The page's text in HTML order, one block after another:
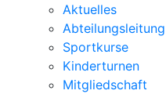
Aktuelles
Abteilungsleitung
Sportkurse
Kinderturnen
Mitgliedschaft